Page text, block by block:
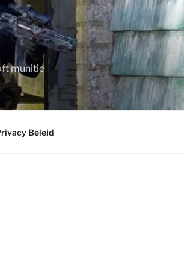
munitie
Beleid